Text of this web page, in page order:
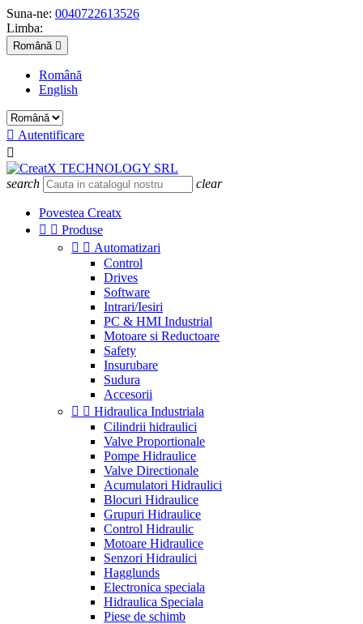
Suna-ne: 0040722613526
Limba:
Română 
Română
English
 Autentificare

search clear
Povestea Creatx
  Produse
  Automatizari
Control
Drives
Software
Intrari/Iesiri
PC & HMI Industrial
Motoare si Reductoare
Safety
Insurubare
Sudura
Accesorii
  Hidraulica Industriala
Cilindrii hidraulici
Valve Proportionale
Pompe Hidraulice
Valve Directionale
Acumulatori Hidraulici
Blocuri Hidraulice
Grupuri Hidraulice
Control Hidraulic
Motoare Hidraulice
Senzori Hidraulici
Hagglunds
Electronica speciala
Hidraulica Speciala
Piese de schimb